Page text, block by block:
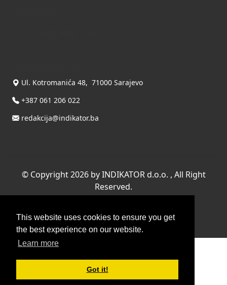
This website uses cookies to ensure you get
the best experience on our website.
Learn more
Got it!
Ul. Kotromanića 48, 71000 Sarajevo
+387 061 206 022
redakcija@indikator.ba
© Copyright 2026 by INDIKATOR d.o.o. , All Right
Reserved.
Powered by THYME SYSTEMS doo